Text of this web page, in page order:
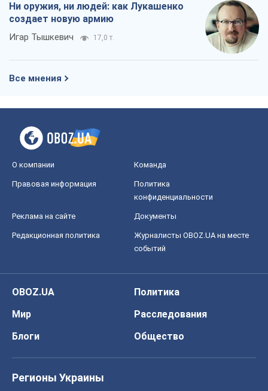
Ни оружия, ни людей: как Лукашенко
создает новую армию
Игар Тышкевич 17,0 т.
Все мнения
О компании Команда
Правовая информация
Политика
конфиденциальности
Реклама на сайте Документы
Редакционная политика
Журналисты OBOZ.UA на месте
событий
OBOZ.UA
Политика
Мир
Расследования
Блоги
Общество
Регионы Украины